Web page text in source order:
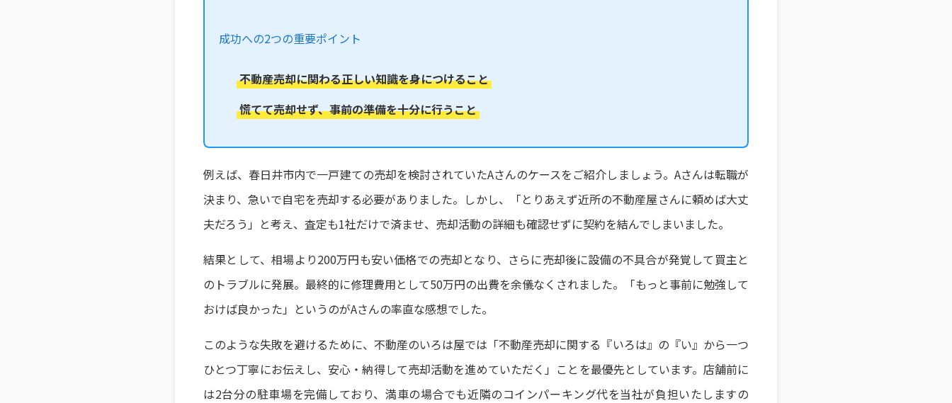
成功への2つの重要ポイント
不動産売却に関わる正しい知識を身につけること
慌てて売却せず、事前の準備を十分に行うこと
例えば、春日井市内で一戸建ての売却を検討されていたAさんのケースをご紹介しましょう。Aさんは転職が
決まり、急いで自宅を売却する必要がありました。しかし、「とりあえず近所の不動産屋さんに頼めば大丈
夫だろう」と考え、査定も1社だけで済ませ、売却活動の詳細も確認せずに契約を結んでしまいました。
結果として、相場より200万円も安い価格での売却となり、さらに売却後に設備の不具合が発覚して買主と
のトラブルに発展。最終的に修理費用として50万円の出費を余儀なくされました。「もっと事前に勉強して
おけば良かった」というのがAさんの率直な感想でした。
このような失敗を避けるために、不動産のいろは屋では「不動産売却に関する『いろは』の『い』から一つ
ひとつ丁寧にお伝えし、安心・納得して売却活動を進めていただく」ことを最優先としています。店舗前に
は2台分の駐車場を完備しており、満車の場合でも近隣のコインパーキング代を当社が負担いたしますの